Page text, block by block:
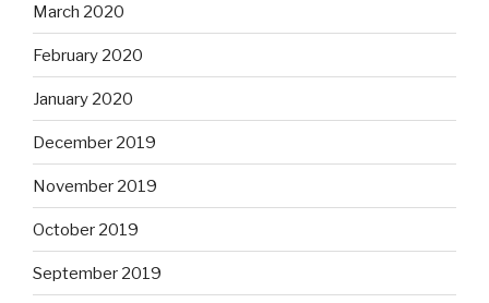
March 2020
February 2020
January 2020
December 2019
November 2019
October 2019
September 2019